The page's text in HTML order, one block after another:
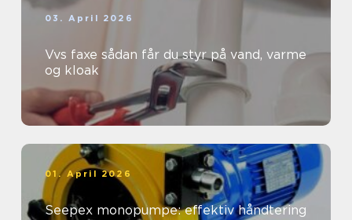
03. April 2026
Vvs faxe sådan får du styr på vand, varme
og kloak
01. April 2026
Seepex monopumpe: effektiv håndtering